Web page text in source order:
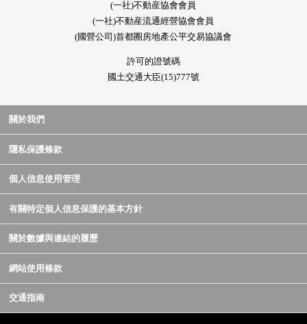
(一社)不動産協會會員
(一社)不動産流通經營協會會員
(國營公司)首都圈房地產公平交易協議會
許可的證號碼
國土交通大臣(15)777號
關於我們
隱私保護條款
個人信息使用管理
有關特定個人信息保護的基本方針
關於數據與連結的履歷
網站使用條款
交通指南